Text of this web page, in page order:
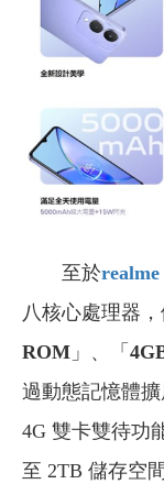
至於realme
八核心處理器
ROM 」、「
過動態記憶體
4G 雙卡雙待功
至 2TB 儲存空